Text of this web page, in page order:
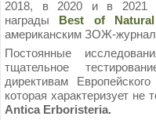
2018, в 2020 и в 2021
награды Best of
американским ЗОЖ-
Постоянные
тщательное
директивам
которая характеризует
Antica Erboristeria.